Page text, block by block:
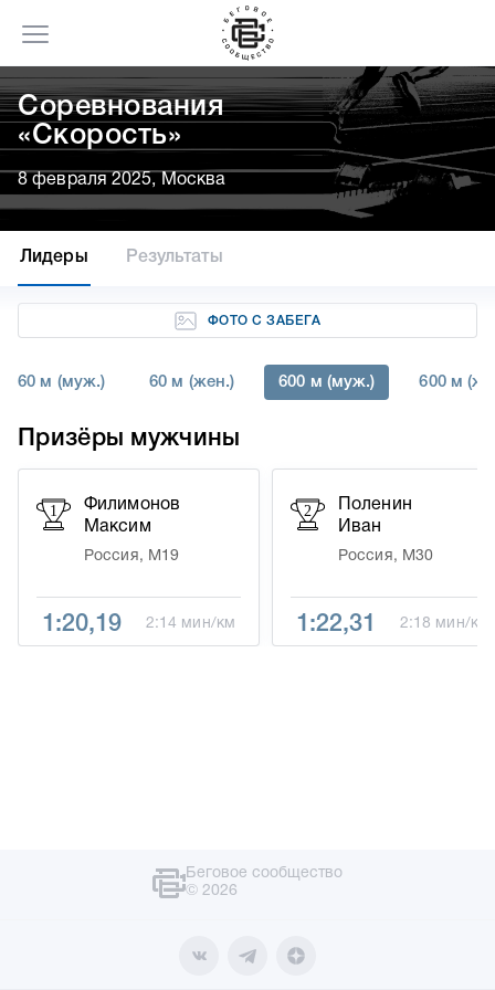
Соревнования
«Скорость»
8 февраля 2025, Москва
Лидеры Результаты
ФОТО С ЗАБЕГА
60 м (муж.) 60 м (жен.) 600 м (муж.) 600 м
Призёры мужчины
1
Филимонов
Максим
Россия, М19
1:20,19 2:14 мин/км
2
Поленин
Иван
Россия, М30
1:22,31 2:18 мин/км
Беговое сообщество
© 2026